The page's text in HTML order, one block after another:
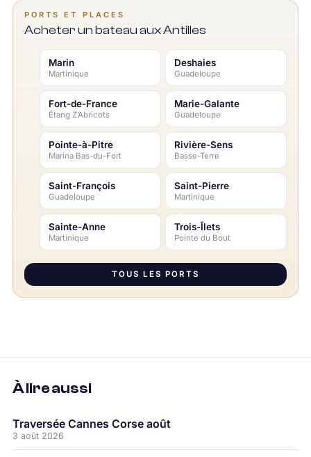
PORTS ET PLACES
Acheter un bateau aux Antilles
Marin
Martinique
Deshaies
Guadeloupe
Fort-de-France
Étang Z’Abricots
Marie-Galante
Guadeloupe
Pointe-à-Pitre
Marina Bas-du-Fort
Rivière-Sens
Basse-Terre
Saint-François
Guadeloupe
Saint-Pierre
Martinique
Sainte-Anne
Martinique
Trois-Îlets
Pointe du Bout
TOUS LES PORTS
À lire aussi
Traversée Cannes Corse août
3 août 2026